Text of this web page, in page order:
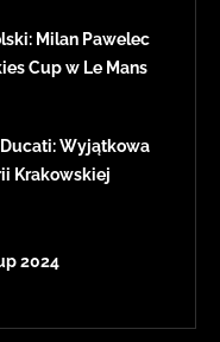
Milan Pawelec
Cup w Le Mans
Wyjątkowa
Krakowskiej
2024